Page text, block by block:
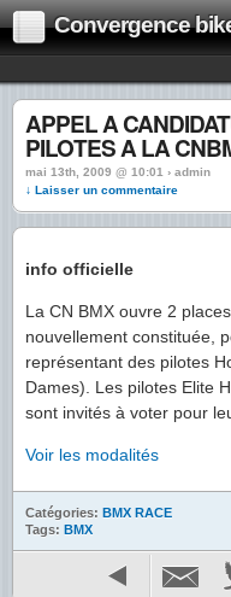
Convergence
APPEL A
PILOTES A LA
mai 13th, 2009 @ 10:01 › admin
↓ Laisser un commentaire
info officielle
La CN BMX ouvre 2
nouvellement constituée,
représentant des pilotes
Dames). Les pilotes Elite
sont invités à voter pour
Voir les modalités
Catégories: BMX RACE
Tags: BMX